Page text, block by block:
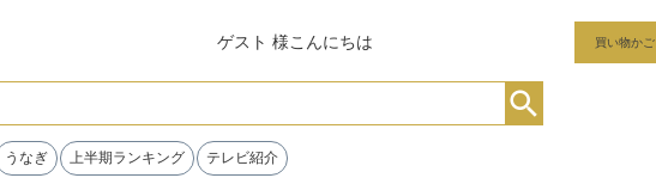
ゲスト 様こんにちは 買い物かご
うなぎ 上半期ランキング テレビ紹介